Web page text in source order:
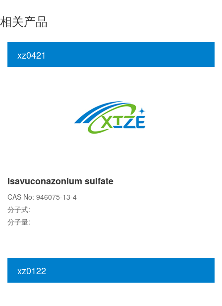
相关产品
xz0421
Isavuconazonium sulfate
CAS No: 946075-13-4
分子式:
分子量:
xz0122